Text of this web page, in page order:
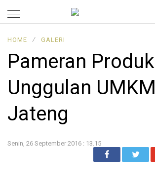
HOME ∕ GALERI
Pameran Produk
Unggulan UMKM
Jateng
Senin, 26 September 2016 : 13.15